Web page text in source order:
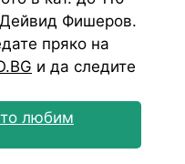
Дейвид Фишеров.
пряко на
и да следите
любим